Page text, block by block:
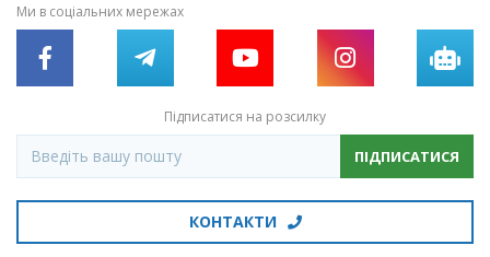
Ми в соціальних мережах
Підписатися на розсилку
ПІДПИСАТИСЯ
КОНТАКТИ